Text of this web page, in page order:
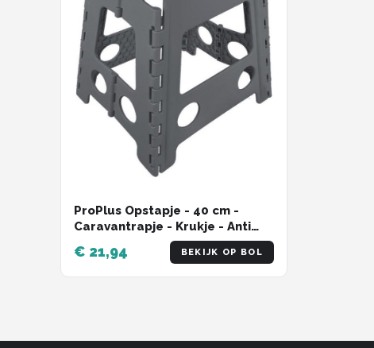
ProPlus Opstapje - 40 cm -
Caravantrapje - Krukje - Anti
Slip - Inklapbare kruk - Trapje -
Kampeerstoel - Caravan
accessoires - Draagbaar -
€ 21,94 BEKIJK OP BOL